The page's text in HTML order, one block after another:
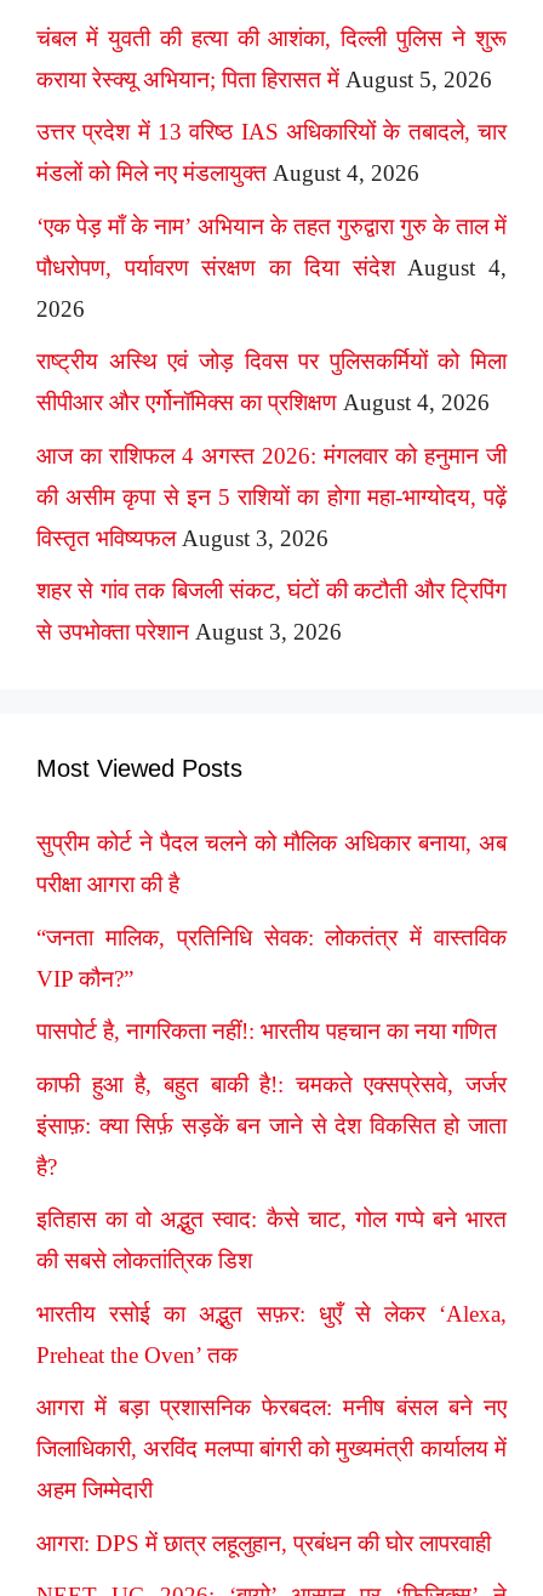
चंबल में युवती की हत्या की आशंका, दिल्ली पुलिस ने शुरू
कराया रेस्क्यू अभियान; पिता हिरासत में August 5, 2026
उत्तर प्रदेश में 13 वरिष्ठ IAS अधिकारियों के तबादले, चार
मंडलों को मिले नए मंडलायुक्त August 4, 2026
‘एक पेड़ माँ के नाम’ अभियान के तहत गुरुद्वारा गुरु के ताल में
पौधरोपण, पर्यावरण संरक्षण का दिया संदेश August 4,
2026
राष्ट्रीय अस्थि एवं जोड़ दिवस पर पुलिसकर्मियों को मिला
सीपीआर और एर्गोनॉमिक्स का प्रशिक्षण August 4, 2026
आज का राशिफल 4 अगस्त 2026: मंगलवार को हनुमान जी
की असीम कृपा से इन 5 राशियों का होगा महा-भाग्योदय, पढ़ें
विस्तृत भविष्यफल August 3, 2026
शहर से गांव तक बिजली संकट, घंटों की कटौती और ट्रिपिंग
से उपभोक्ता परेशान August 3, 2026
Most Viewed Posts
सुप्रीम कोर्ट ने पैदल चलने को मौलिक अधिकार बनाया, अब
परीक्षा आगरा की है
“जनता मालिक, प्रतिनिधि सेवक: लोकतंत्र में वास्तविक
VIP कौन?”
पासपोर्ट है, नागरिकता नहीं!: भारतीय पहचान का नया गणित
काफी हुआ है, बहुत बाकी है!: चमकते एक्सप्रेसवे, जर्जर
इंसाफ़: क्या सिर्फ़ सड़कें बन जाने से देश विकसित हो जाता
है?
इतिहास का वो अद्भुत स्वाद: कैसे चाट, गोल गप्पे बने भारत
की सबसे लोकतांत्रिक डिश
भारतीय रसोई का अद्भुत सफ़र: धुएँ से लेकर ‘Alexa,
Preheat the Oven’ तक
आगरा में बड़ा प्रशासनिक फेरबदल: मनीष बंसल बने नए
जिलाधिकारी, अरविंद मलप्पा बांगरी को मुख्यमंत्री कार्यालय में
अहम जिम्मेदारी
आगरा: DPS में छात्र लहूलुहान, प्रबंधन की घोर लापरवाही